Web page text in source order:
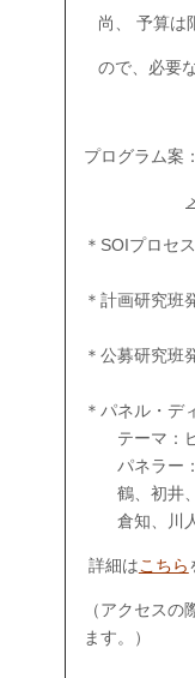
尚、 予算は
ので、必要
プログラム案
＊SOIプロセ
＊計画研究班
＊公募研究班
＊パネル・デ
テーマ：ピ
パネラー：
鶴、初井、
倉知、川人
詳細はこちら
（アクセス
ます。）